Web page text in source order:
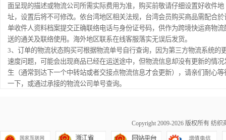
面呈现的描述或物流公司所需实际费用为准，购买前敬请仔细设置好收件地
址，设置后将不可修改。依台湾地区相关法规，台湾会员购买商品需配合於
单收件人资料档案提交正确联络电话与身份证号码，供作为跨境快运商物流
送的通关及联络使用。海外地区联系在线客服落实无误后发货。
3、订单的物流状态购买可根据物流单号自行查询，因为第三方物流系统的
速度问题，可能会出现商品已经在运送途中，但物流信息却没有更新的情况
生（通常到达下一个中转站或者交接点物流信息才会更新），请亲们耐心等
一下，或通过承接的物流公司单号查询。
Copyright 2009-2026 版权所有 纺织